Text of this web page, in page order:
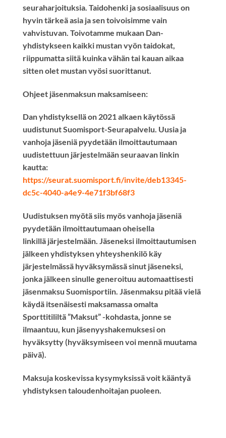
seuraharjoituksia. Taidohenki ja sosiaalisuus on
hyvin tärkeä asia ja sen toivoisimme vain
vahvistuvan. Toivotamme mukaan Dan-
yhdistykseen kaikki mustan vyön taidokat,
riippumatta siitä kuinka vähän tai kauan aikaa
sitten olet mustan vyösi suorittanut.
Ohjeet jäsenmaksun maksamiseen:
Dan yhdistyksellä on 2021 alkaen käytössä
uudistunut Suomisport-Seurapalvelu. Uusia ja
vanhoja jäseniä pyydetään ilmoittautumaan
uudistettuun järjestelmään seuraavan linkin
kautta:
https://seurat.suomisport.fi/invite/deb13345-
dc5c-4040-a4e9-4e71f3bf68f3
Uudistuksen myötä siis myös vanhoja jäseniä
pyydetään ilmoittautumaan oheisella
linkillä järjestelmään. Jäseneksi ilmoittautumisen
jälkeen yhdistyksen yhteyshenkilö käy
järjestelmässä hyväksymässä sinut jäseneksi,
jonka jälkeen sinulle generoituu automaattisesti
jäsenmaksu Suomisportiin. Jäsenmaksu pitää vielä
käydä itsenäisesti maksamassa omalta
Sporttitililtä ”Maksut” -kohdasta, jonne se
ilmaantuu, kun jäsenyyshakemuksesi on
hyväksytty (hyväksymiseen voi mennä muutama
päivä).
Maksuja koskevissa kysymyksissä voit kääntyä
yhdistyksen taloudenhoitajan puoleen.